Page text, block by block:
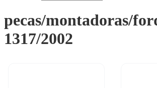
pecas/montadoras/
1317/2002